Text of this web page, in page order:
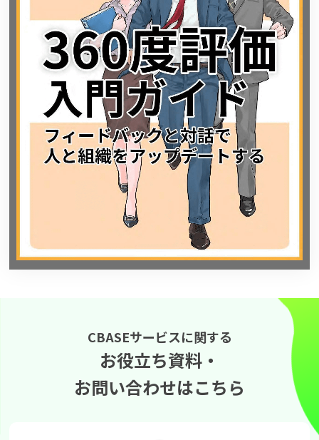
資料請求(無料) お見積もり依頼
CBASEサービスに関する
お役立ち資料・
お問い合わせはこちら